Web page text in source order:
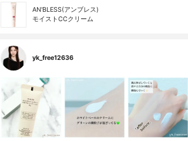
AN'BLESS(アンブレス)
モイストCCクリーム
yk_free12636